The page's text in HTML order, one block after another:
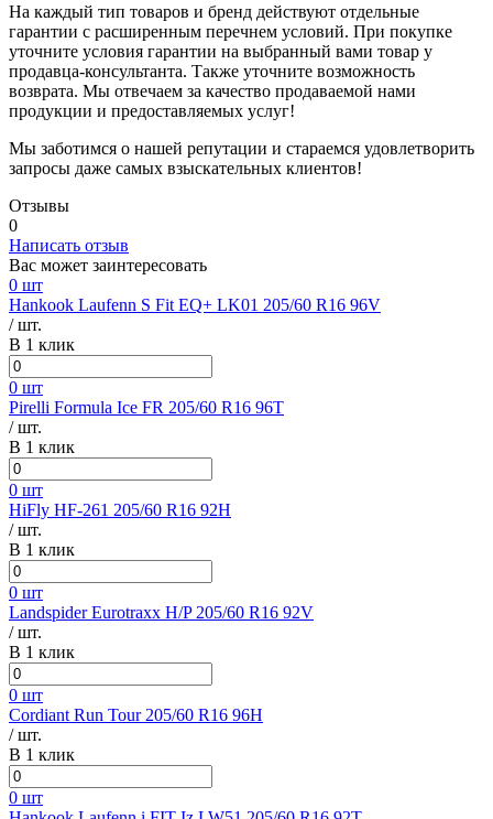
На каждый тип товаров и бренд действуют отдельные
гарантии с расширенным перечнем условий. При покупке
уточните условия гарантии на выбранный вами товар у
продавца-консультанта. Также уточните возможность
возврата. Мы отвечаем за качество продаваемой нами
продукции и предоставляемых услуг!
Мы заботимся о нашей репутации и стараемся удовлетворить
запросы даже самых взыскательных клиентов!
Отзывы
0
Написать отзыв
Вас может заинтересовать
0 шт
Hankook Laufenn S Fit EQ+ LK01 205/60 R16 96V
/ шт.
В 1 клик
0 шт
Pirelli Formula Ice FR 205/60 R16 96T
/ шт.
В 1 клик
0 шт
HiFly HF-261 205/60 R16 92H
/ шт.
В 1 клик
0 шт
Landspider Eurotraxx H/P 205/60 R16 92V
/ шт.
В 1 клик
0 шт
Cordiant Run Tour 205/60 R16 96H
/ шт.
В 1 клик
0 шт